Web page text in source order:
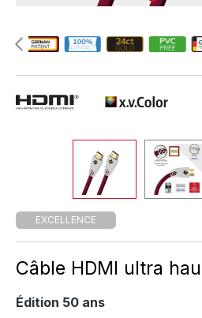
EXCELLENCE
Câble HDMI ultra
Édition 50 ans